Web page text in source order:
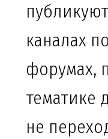
каналах
форумах,
тематике
не